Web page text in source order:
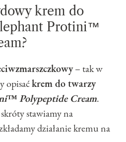
krem do
Protini™
– tak w
opisaćkrem do twarzy
Polypeptide Cream.
stawiamy na
działanie kremu na